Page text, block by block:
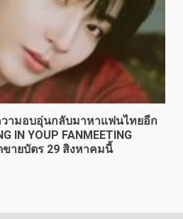
ามอบอุ่นกลับมาหาแฟนไทยอีก
IN YOUP FANMEETING
ขายบัตร 29 สิงหาคมนี้